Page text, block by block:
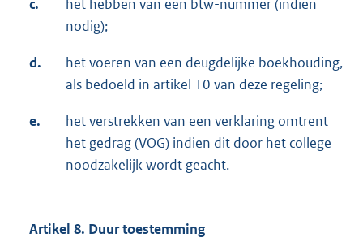
c.
het hebben van een btw-nummer (indien
nodig);
d.
het voeren van een deugdelijke boekhouding,
als bedoeld in artikel 10 van deze regeling;
e.
het verstrekken van een verklaring omtrent
het gedrag (VOG) indien dit door het college
noodzakelijk wordt geacht.
Artikel 8. Duur toestemming